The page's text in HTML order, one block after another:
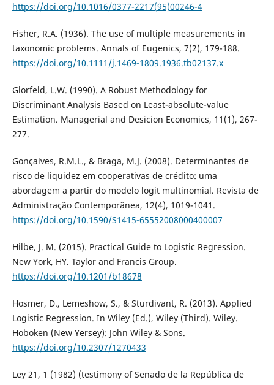
https://doi.org/10.1016/0377-2217(95)00246-4
Fisher, R.A. (1936). The use of multiple measurements in
taxonomic problems. Annals of Eugenics, 7(2), 179-188.
https://doi.org/10.1111/j.1469-1809.1936.tb02137.x
Glorfeld, L.W. (1990). A Robust Methodology for
Discriminant Analysis Based on Least-absolute-value
Estimation. Managerial and Desicion Economics, 11(1), 267-
277.
Gonçalves, R.M.L., & Braga, M.J. (2008). Determinantes de
risco de liquidez em cooperativas de crédito: uma
abordagem a partir do modelo logit multinomial. Revista de
Administração Contemporânea, 12(4), 1019-1041.
https://doi.org/10.1590/S1415-65552008000400007
Hilbe, J. M. (2015). Practical Guide to Logistic Regression.
New York, HY. Taylor and Francis Group.
https://doi.org/10.1201/b18678
Hosmer, D., Lemeshow, S., & Sturdivant, R. (2013). Applied
Logistic Regression. In Wiley (Ed.), Wiley (Third). Wiley.
Hoboken (New Yersey): John Wiley & Sons.
https://doi.org/10.2307/1270433
Ley 21, 1 (1982) (testimony of Senado de la República de